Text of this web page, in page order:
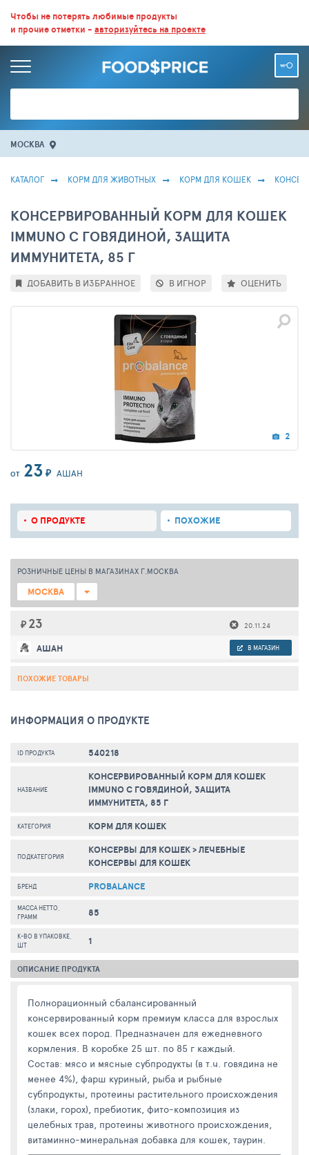
ВСЕ СКИДКИ И ВЫГОДНЫЕ ЦЕНЫ НА ПРОДУКТЫ В МАГАЗИНАХ.
БОЛЬШЕ 100 000 ТОВАРОВ. ЕЖЕДНЕВНОЕ ОБНОВЛЕНИЕ ЦЕН.
Чтобы не потерять любимые продукты
и прочие отметки - авторизуйтесь на проекте
МОСКВА
КАТАЛОГ КОРМ ДЛЯ ЖИВОТНЫХ КОРМ ДЛЯ КОШЕК
КОНСЕРВИРОВАННЫЙ КОРМ ДЛЯ КОШЕК
IMMUNO С ГОВЯДИНОЙ, ЗАЩИТА
ИММУНИТЕТА, 85 Г
2
ОТ 23 ₽ АШАН
ДОБАВИТЬ В ИЗБРАННОЕ В ИГНОР ОЦЕНИТЬ
О ПРОДУКТЕ ПОХОЖИЕ
РОЗНИЧНЫЕ ЦЕНЫ В МАГАЗИНАХ Г.МОСКВА
МОСКВА
₽ 23 20.11.24
АШАН В МАГАЗИН
ПОХОЖИЕ ТОВАРЫ
ИНФОРМАЦИЯ О ПРОДУКТЕ
ID ПРОДУКТА 540218
НАЗВАНИЕ
КОНСЕРВИРОВАННЫЙ КОРМ ДЛЯ КОШЕК
IMMUNO С ГОВЯДИНОЙ, ЗАЩИТА
ИММУНИТЕТА, 85 Г
КАТЕГОРИЯ КОРМ ДЛЯ КОШЕК
ПОДКАТЕГОРИЯ КОНСЕРВЫ ДЛЯ КОШЕК>ЛЕЧЕБНЫЕ
КОНСЕРВЫ ДЛЯ КОШЕК
БРЕНД PROBALANCE
МАССА НЕТТО,
ГРАММ
85
К-ВО В УПАКОВКЕ,
ШТ
1
ОПИСАНИЕ ПРОДУКТА
Полнорационный сбалансированный
консервированный корм премиум класса для взрослых
кошек всех пород. Предназначен для ежедневного
кормления. В коробке 25 шт. по 85 г каждый.
Состав: мясо и мясные субпродукты (в т.ч. говядина не
менее 4%), фарш куриный, рыба и рыбные
субпродукты, протеины растительного происхождения
(злаки, горох), пребиотик, фито-композиция из
целебных трав, протеины животного происхождения,
витаминно-минеральная добавка для кошек, таурин.